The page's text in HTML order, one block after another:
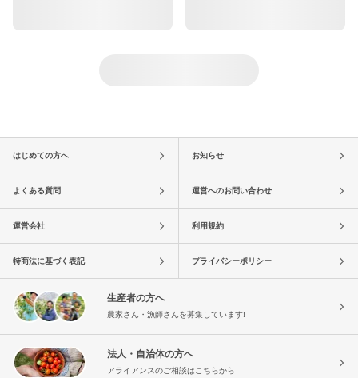
はじめての方へ お知らせ
よくある質問 運営へのお問い合わせ
運営会社 利用規約
特商法に基づく表記 プライバシーポリシー
生産者の方へ
農家さん・漁師さんを募集しています!
法人・自治体の方へ
アライアンスのご相談はこちらから